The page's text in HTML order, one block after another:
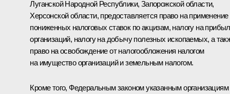
Луганской Народной Республики, Запорожской области,
Херсонской области, предоставляется право на применение
пониженных налоговых ставок по акцизам, налогу на
организаций, налогу на добычу полезных ископаемых, а
право на освобождение от налогообложения налогом
на имущество организаций и земельным налогом.
Кроме того, Федеральным законом указанным организациям